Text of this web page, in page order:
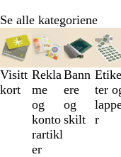
Se alle kategoriene
Visitt
kort
Rekla
me
og
konto
rartikl
er
Bann
ere
og
skilt
ter
r
Lysbilder
1
3
av